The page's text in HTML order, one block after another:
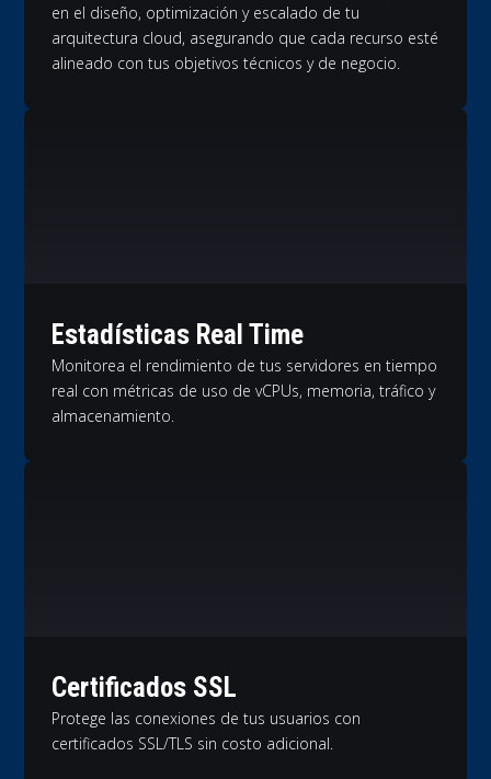
en el diseño, optimización y escalado de tu
arquitectura cloud, asegurando que cada recurso esté
alineado con tus objetivos técnicos y de negocio.
Estadísticas Real Time
Monitorea el rendimiento de tus servidores en tiempo
real con métricas de uso de vCPUs, memoria, tráfico y
almacenamiento.
Certificados SSL
Protege las conexiones de tus usuarios con
certificados SSL/TLS sin costo adicional.